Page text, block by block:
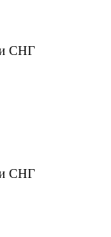
и СНГ
и СНГ